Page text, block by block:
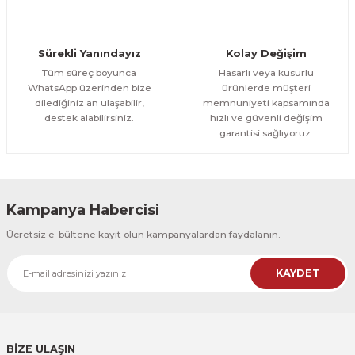
300,00 TL %25
CeSht
CeSht
Pembe Fonlu Good Things Are Coming Yazılı Tek Parça Ahşap Çerçeveli
500,00 TL
Sürekli Yanındayız
Tüm süreç boyunca
WhatsApp üzerinden bize
dilediğiniz an ulaşabilir,
destek alabilirsiniz.
Kolay Değişim
Hasarlı veya kusurlu
ürünlerde müşteri
memnuniyeti kapsamında
hızlı ve güvenli değişim
garantisi sağlıyoruz.
Kampanya Habercisi
Ücretsiz e-bültene kayıt olun kampanyalardan faydalanın.
KAYDET
BİZE ULAŞIN